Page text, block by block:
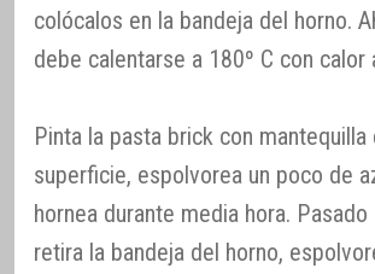
colócalos en la bandeja del horno.
debe calentarse a 180º C con calor
Pinta la pasta brick con mantequilla
superficie, espolvorea un poco de
hornea durante media hora.
retira la bandeja del horno,